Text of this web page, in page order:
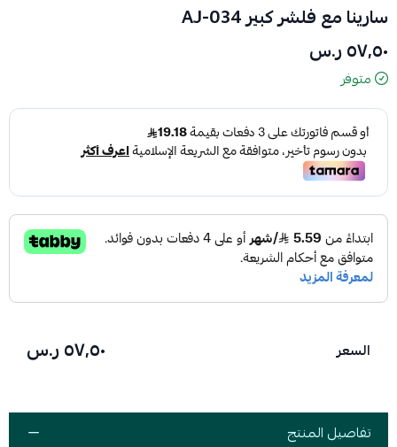
سارينا مع فلشر كبير AJ-034
٥٧٫٥٠ ر.س
متوفر
السعر ٥٧٫٥٠ ر.س
تفاصيل المنتج